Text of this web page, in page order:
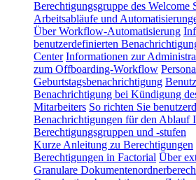
Berechtigungsgruppe des Welcome
Arbeitsabläufe und
Über Workflow-Automatisierung
benutzerdefinierten
Center Informationen zur
zum Offboarding-Workflow
Geburtstagsbenachrichtigung
Benachrichtigung bei Kündigung
Mitarbeiters So richten Sie
Benachrichtigungen für den Ablauf
Berechtigungsgruppen und -stufen
Kurze Anleitung zu Berechtigungen
Berechtigungen in Factorial Über
Granulare